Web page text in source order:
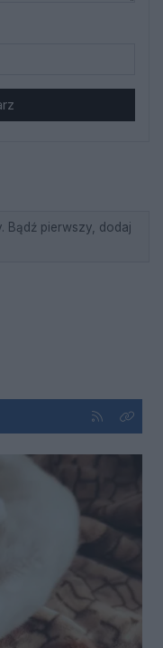
Bądź pierwszy, dodaj
Kliknij aby
Kliknij